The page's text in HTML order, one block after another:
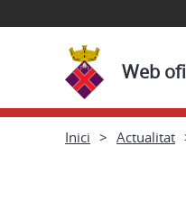
Web
Inici Actualitat